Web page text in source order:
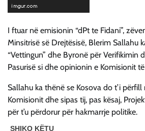
I ftuar në emisionin “dPt te Fidani”,
Minsitrisë së Drejtësisë, Blerim Sallahu
“Vettingun” dhe Byronë për Verifikimin
Pasurisë si dhe opinionin e Komisionit
Sallahu ka thënë se Kosova do t’i
Komisionit dhe sipas tij, pas kësaj,
për t’u përdorur për hakmarrje politike.